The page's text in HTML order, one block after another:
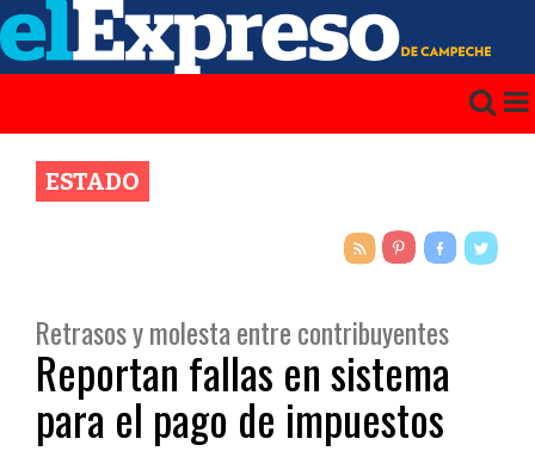
ESTADO
Retrasos y molesta entre contribuyentes
Reportan fallas en sistema
para el pago de impuestos